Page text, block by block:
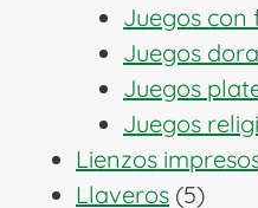
Juegos con
Juegos
Juegos
Juegos
Lienzos
Llaveros 55